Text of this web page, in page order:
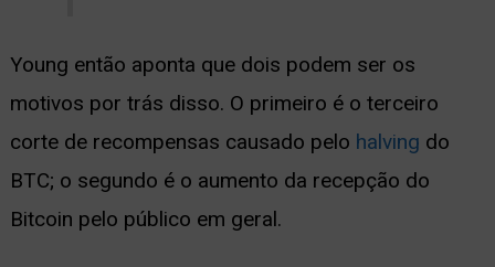
Young então aponta que dois podem ser os
motivos por trás disso. O primeiro é o terceiro
corte de recompensas causado pelo halving do
BTC; o segundo é o aumento da recepção do
Bitcoin pelo público em geral.